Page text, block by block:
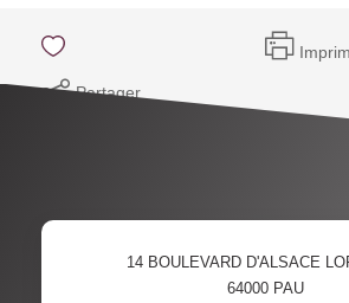
Partager
14 BOULEVARD D'ALSACE
64000 PAU